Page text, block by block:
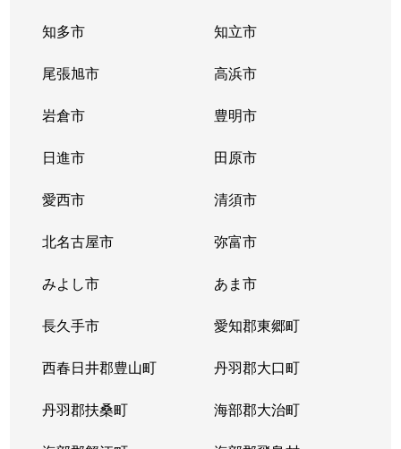
知多市 知立市
尾張旭市 高浜市
岩倉市 豊明市
日進市 田原市
愛西市 清須市
北名古屋市 弥富市
みよし市 あま市
長久手市 愛知郡東郷町
西春日井郡豊山町 丹羽郡大口町
丹羽郡扶桑町 海部郡大治町